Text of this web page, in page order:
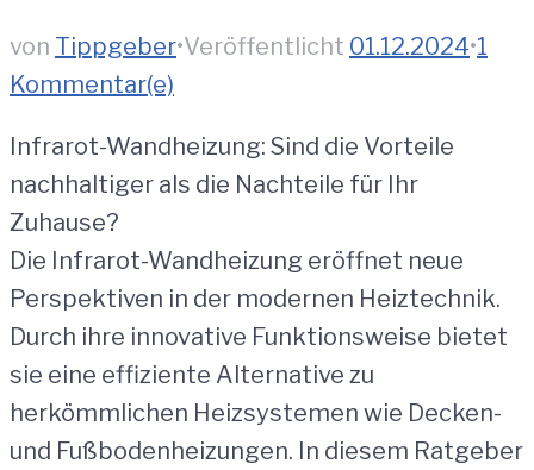
von Tippgeber•Veröffentlicht 01.12.2024•1
Kommentar(e)
Infrarot-Wandheizung: Sind die Vorteile
nachhaltiger als die Nachteile für Ihr
Zuhause?
Die Infrarot-Wandheizung eröffnet neue
Perspektiven in der modernen Heiztechnik.
Durch ihre innovative Funktionsweise bietet
sie eine effiziente Alternative zu
herkömmlichen Heizsystemen wie Decken-
und Fußbodenheizungen. In diesem Ratgeber